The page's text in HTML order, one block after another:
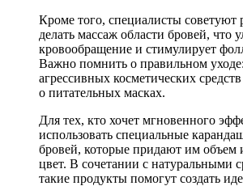
Кроме того, специалисты советуют
делать массаж области бровей, что
кровообращение и стимулирует
Важно помнить о правильном уходе:
агрессивных косметических
о питательных масках.
Для тех, кто хочет мгновенного
использовать специальные
бровей, которые придают им
цвет. В сочетании с натуральными
такие продукты помогут создать